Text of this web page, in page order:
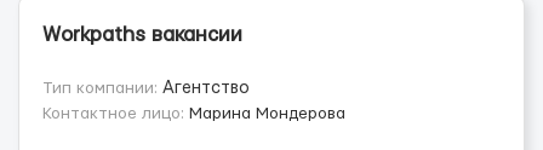
Workрaths вакансии
Тип компании: Агентство
Контактное лицо: Марина Мондерова